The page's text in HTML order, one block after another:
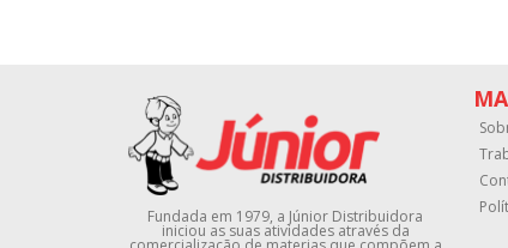
Fundada em 1979, a Júnior Distribuidora
iniciou as suas atividades através da